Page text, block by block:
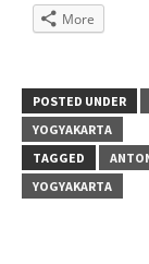
More
POSTED UNDER
YOGYAKARTA
TAGGED
YOGYAKARTA